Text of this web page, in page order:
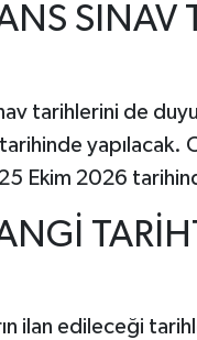
SINAV
tarihlerini de
tarihinde
Ekim 2026
ilan edileceği